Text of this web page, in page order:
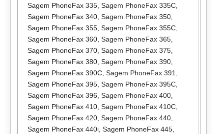
Sagem PhoneFax 335, Sagem PhoneFax 335C,
Sagem PhoneFax 340, Sagem PhoneFax 350,
Sagem PhoneFax 355, Sagem PhoneFax 355C,
Sagem PhoneFax 360, Sagem PhoneFax 365,
Sagem PhoneFax 370, Sagem PhoneFax 375,
Sagem PhoneFax 380, Sagem PhoneFax 390,
Sagem PhoneFax 390C, Sagem PhoneFax 391,
Sagem PhoneFax 395, Sagem PhoneFax 395C,
Sagem PhoneFax 396, Sagem PhoneFax 400,
Sagem PhoneFax 410, Sagem PhoneFax 410C,
Sagem PhoneFax 420, Sagem PhoneFax 440,
Sagem PhoneFax 440i, Sagem PhoneFax 445,